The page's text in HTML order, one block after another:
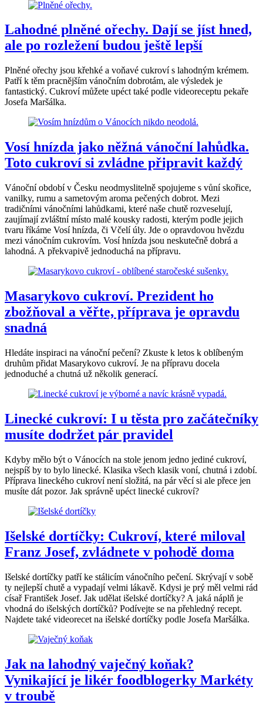
Lahodné plněné ořechy. Dají se jíst hned,
ale po rozležení budou ještě lepší
Plněné ořechy jsou křehké a voňavé cukroví s lahodným krémem.
Patří k těm pracnějším vánočním dobrotám, ale výsledek je
fantastický. Cukroví můžete upéct také podle videoreceptu pekaře
Josefa Maršálka.
Vosí hnízda jako něžná vánoční lahůdka.
Toto cukroví si zvládne připravit každý
Vánoční období v Česku neodmyslitelně spojujeme s vůní skořice,
vanilky, rumu a sametovým aroma pečených dobrot. Mezi
tradičními vánočními lahůdkami, které naše chutě rozveselují,
zaujímají zvláštní místo malé kousky radosti, kterým podle jejich
tvaru říkáme Vosí hnízda, či Včelí úly. Jde o opravdovou hvězdu
mezi vánočním cukrovím. Vosí hnízda jsou neskutečně dobrá a
lahodná. A překvapivě jednoduchá na přípravu.
Masarykovo cukroví. Prezident ho
zbožňoval a věřte, příprava je opravdu
snadná
Hledáte inspiraci na vánoční pečení? Zkuste k letos k oblíbeným
druhům přidat Masarykovo cukroví. Je na přípravu docela
jednoduché a chutná už několik generací.
Linecké cukroví: I u těsta pro začátečníky
musíte dodržet pár pravidel
Kdyby mělo být o Vánocích na stole jenom jedno jediné cukroví,
nejspíš by to bylo linecké. Klasika všech klasik voní, chutná i zdobí.
Příprava lineckého cukroví není složitá, na pár věcí si ale přece jen
musíte dát pozor. Jak správně upéct linecké cukroví?
Išelské dortíčky: Cukroví, které miloval
Franz Josef, zvládnete v pohodě doma
Išelské dortíčky patří ke stálicím vánočního pečení. Skrývají v sobě
ty nejlepší chutě a vypadají velmi lákavě. Kdysi je prý měl velmi rád
císař František Josef. Jak udělat išelské dortíčky? A jaká náplň je
vhodná do išelských dortíčků? Podívejte se na přehledný recept.
Najdete také videorecet na išelské dortíčky podle Josefa Maršálka.
Jak na lahodný vaječný koňak?
Vynikající je likér foodblogerky Markéty
v troubě